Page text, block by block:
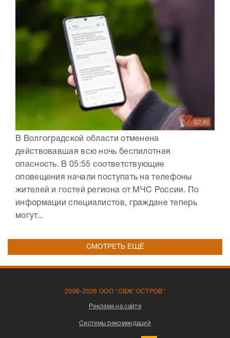
В Волгоградской области отменена
действовавшая всю ночь беспилотная
опасность. В 05:55 соответствующие
оповещения начали поступать на телефоны
жителей и гостей региона от МЧС России. По
информации специалистов, граждане теперь
могут...
СМОТРЕТЬ ЕЩЁ
2006-2026 ООО "СВЖ"ОСТРОВ"
Реклама на сайте
Системы рекомендаций